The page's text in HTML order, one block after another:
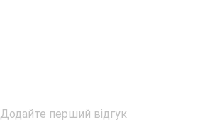
Додайте перший відгук